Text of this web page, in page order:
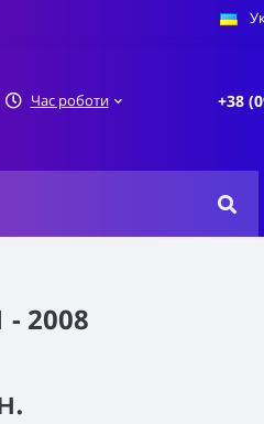
Час роботи +38
2008